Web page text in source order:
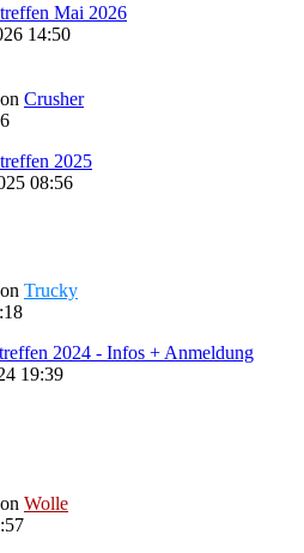
Mai 2026
14:50
Crusher
2025
08:56
Trucky
2024 - Infos + Anmeldung
19:39
Wolle